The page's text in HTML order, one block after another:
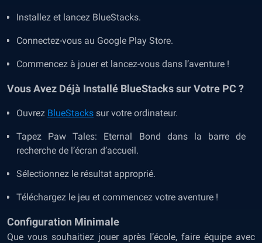
Installez et lancez BlueStacks.
Connectez-vous au Google Play Store.
Commencez à jouer et lancez-vous dans l’aventure !
Vous Avez Déjà Installé BlueStacks sur Votre PC ?
Ouvrez BlueStacks sur votre ordinateur.
Tapez Paw Tales: Eternal Bond dans la barre de
recherche de l’écran d’accueil.
Sélectionnez le résultat approprié.
Téléchargez le jeu et commencez votre aventure !
Configuration Minimale
Que vous souhaitiez jouer après l’école, faire équipe avec